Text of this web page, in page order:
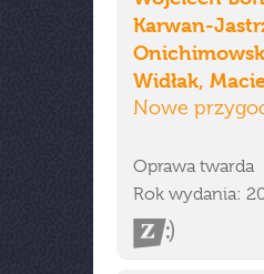
Karwan-
Widłak,
Nowe
Oprawa twarda
Rok wydania: